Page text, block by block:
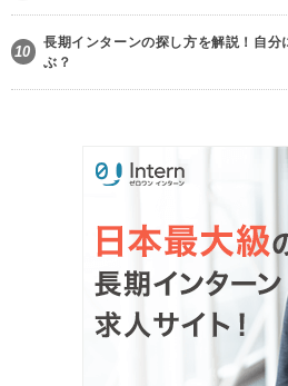
10
長期インターンの探し方を解説！自分
ぶ？